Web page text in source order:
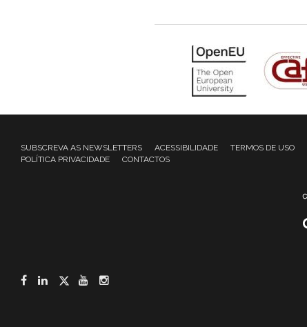
SUBSCREVA AS NEWSLETTERS ACESSIBILIDADE TERMOS DE USO
POLÍTICA PRIVACIDADE
CONTACTOS
Facebook
LinkedIn
Twitter
YouTube